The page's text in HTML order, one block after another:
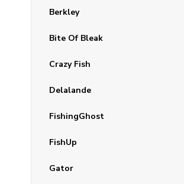
Berkley
Bite Of Bleak
Crazy Fish
Delalande
FishingGhost
FishUp
Gator